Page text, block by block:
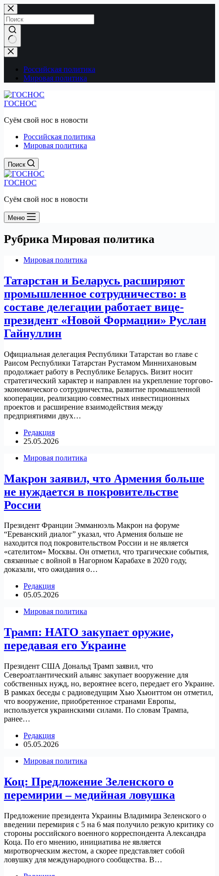
Перейти
к
сути
Ничего
не
найденоРоссийская политика
Мировая политика
ГОСНОС
Суём свой нос в новости
Российская политика
Мировая политика
Поиск
ГОСНОС
Суём свой нос в новости
Меню
Рубрика Мировая политика
Мировая политика
Татарстан и Беларусь расширяют
промышленное сотрудничество: в
составе делегации работает вице-
президент «Новой Формации» Руслан
Гайнуллин
Официальная делегация Республики Татарстан во главе с
Раисом Республики Татарстан Рустамом Миннихановым
продолжает работу в Республике Беларусь. Визит носит
стратегический характер и направлен на укрепление торгово-
экономического сотрудничества, развитие промышленной
кооперации, реализацию совместных инвестиционных
проектов и расширение взаимодействия между
предприятиями двух…
Редакция
25.05.2026
Мировая политика
Макрон заявил, что Армения больше
не нуждается в покровительстве
России
Президент Франции Эмманюэль Макрон на форуме
“Ереванский диалог” указал, что Армения больше не
находится под покровительством России и не является
«сателитом» Москвы. Он отметил, что трагические события,
связанные с войной в Нагорном Карабахе в 2020 году,
доказали, что ожидания о…
Редакция
05.05.2026
Мировая политика
Трамп: НАТО закупает оружие,
передавая его Украине
Президент США Дональд Трамп заявил, что
Североатлантический альянс закупает вооружение для
собственных нужд, но, вероятнее всего, передает его Украине.
В рамках беседы с радиоведущим Хью Хьюиттом он отметил,
что вооружение, приобретенное странами Европы,
используется украинскими силами. По словам Трампа,
ранее…
Редакция
05.05.2026
Мировая политика
Коц: Предложение Зеленского о
перемирии – медийная ловушка
Предложение президента Украины Владимира Зеленского о
введении перемирия с 5 на 6 мая получило резкую критику со
стороны российского военного корреспондента Александра
Коца. По его мнению, инициатива не является
миротворческим жестом, а скорее представляет собой
ловушку для международного сообщества. В…